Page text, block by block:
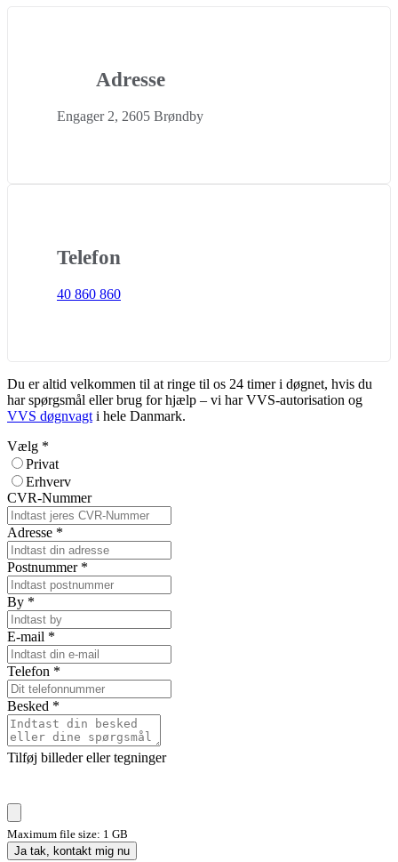
Adresse
Engager 2, 2605 Brøndby
Telefon
40 860 860
Du er altid velkommen til at ringe til os 24 timer i døgnet, hvis du
har spørgsmål eller brug for hjælp – vi har VVS-autorisation og
VVS døgnvagt i hele Danmark.
Vælg *
Privat
Erhverv
CVR-Nummer
Adresse *
Postnummer *
By *
E-mail *
Telefon *
Besked *
Tilføj billeder eller tegninger
Maximum file size: 1 GB
Ja tak, kontakt mig nu